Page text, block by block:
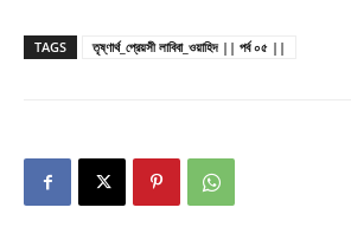
TAGS তৃষ্ণার্থ_প্রেয়সী লাবিবা_ওয়াহিদ || পর্ব ০৫ ||